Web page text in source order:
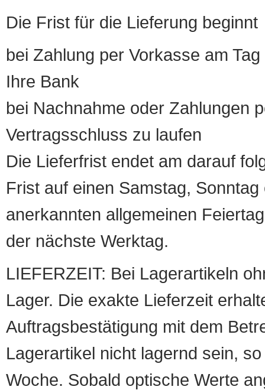
Die Frist für die Lieferung beginnt
bei Zahlung per Vorkasse am
Ihre Bank
bei Nachnahme oder Zahlungen
Vertragsschluss zu laufen
Die Lieferfrist endet am darauf
Frist auf einen Samstag,
anerkannten allgemeinen
der nächste Werktag.
LIEFERZEIT: Bei Lagerartikeln
Lager. Die exakte Lieferzeit
Auftragsbestätigung mit dem
Lagerartikel nicht lagernd sein,
Woche. Sobald optische Werte